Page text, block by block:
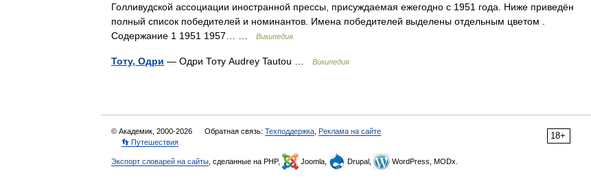
Голливудской ассоциации иностранной прессы, присуждаемая ежегодно с 1951 года. Ниже приведён
полный список победителей и номинантов. Имена победителей выделены отдельным цветом .
Содержание 1 1951 1957… …
Википедия
Тоту, Одри — Одри Тоту Audrey Tautou … Википедия
18+
© Академик, 2000-2026 Обратная связь: Техподдержка Реклама на сайте
👣 Путешествия
Экспорт словарей на сайты , сделанные на PHP, Joomla, Drupal, WordPress, MODx.